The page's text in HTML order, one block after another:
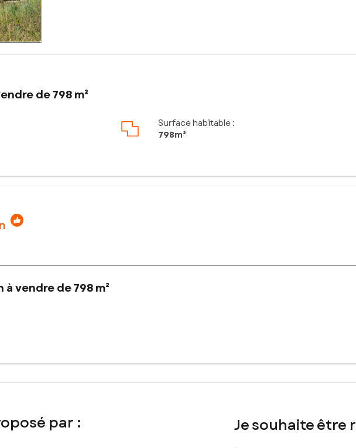
de 798 m²
Surface habitable :
798m²
vendre de 798 m²
798 m² offre une localisation privilégiée dans une commune dynamique aux portes de
l'année.
de 4 lots, est prêt à accueillir un projet de construction. Sa viabilisation facilite les
- Surface de plancher maximale autorisée : 293 m²
par : Je souhaite être